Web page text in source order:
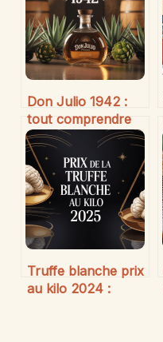
Don Julio 1942 :
tout comprendre
sur cette tequila
d’exception
Truffe blanche prix
au kilo 2024 :